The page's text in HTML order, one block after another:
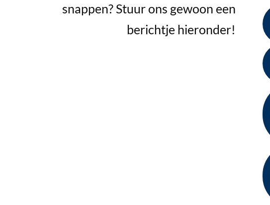
snappen? Stuur ons gewoon een
berichtje hieronder!